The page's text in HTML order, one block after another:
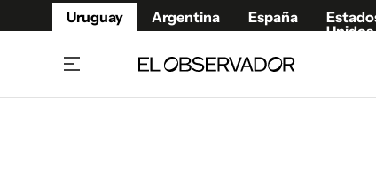
Uruguay Argentina España
Unidos